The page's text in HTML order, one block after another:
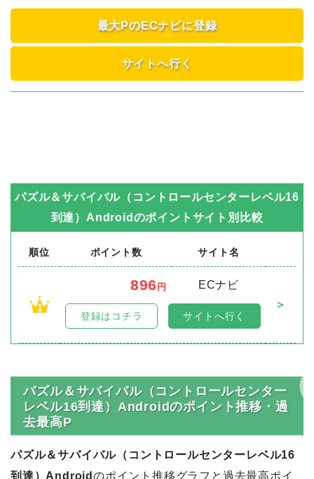
最大PのECナビに登録
サイトへ行く
パズル＆サバイバル（コントロールセンターレベル16
到達）Android のポイントサイト別比較
順位 ポイント数 サイト名
1
896 円
ECナビ
＞
登録はコチラ サイトへ行く
パズル＆サバイバル（コントロールセンター
レベル16到達）Androidのポイント推移・過
去最高P
パズル＆サバイバル（コントロールセンターレベル16
到達）Android のポイント推移グラフと過去最高ポイ